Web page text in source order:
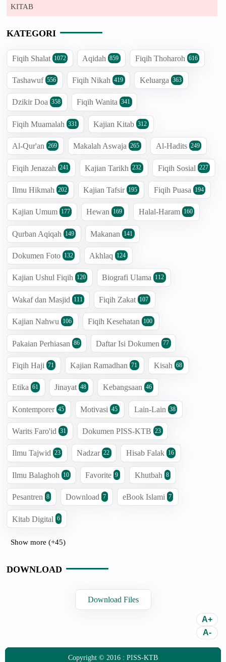
KITAB
KATEGORI
Fiqih Shalat 1072 Aqidah 859 Fiqih Thoharoh 616
Tashawuf 556 Fiqih Nikah 419 Keluarga 363
Dzikir Doa 358 Fiqih Wanita 341
Fiqih Muamalah 331 Kajian Kitab 312
Al-Qur'an 269 Makalah Aswaja 265 Al-Hadits 249
Fiqih Jenazah 241 Kajian Tarikh 232 Fiqih Sosial 227
Ilmu Hikmah 202 Kajian Tafsir 195 Fiqih Puasa 194
Kajian Umum 177 Hewan 169 Halal-Haram 160
Qurban Aqiqah 149 Makanan 141
Dokumen Foto 132 Akhlaq 124
Kajian Ushul Fiqih 120 Biografi Ulama 112
Wakaf dan Masjid 111 Fiqih Zakat 107
Kajian Nahwu 106 Fiqih Kesehatan 100
Pakaian Perhiasan 86 Daftar Isi Dokumen 77
Fiqih Haji 71 Kajian Ramadhan 71 Kisah 68
Etika 61 Jinayat 48 Kebangsaan 46
Kontemporer 45 Motivasi 45 Lain-Lain 38
Warits Faro'id 31 Dokumen PISS-KTB 23
Ilmu Tajwid 23 Nadzar 22 Hisab Falak 16
Ilmu Balaghoh 10 Favorite 9 Khutbah 8
Pesantren 8 Download 7 eBook Islami 7
Kitab Digital 6
Show more (+45)
DOWNLOAD
Download Files
Copyright © 2016 : PISS-KTB